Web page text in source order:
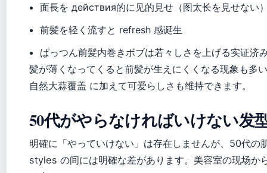
面長を действия的に见的見せ（图太长を見せない
前髪を轻く流すと refresh 感诞生
ぱっつん前髪内巻きボブは若々しさを上げる实证济
髪が薄くなってくると前髪が生えにくくなる现象も多
自然大蒜覆盖 に加えて可爱らしさも维持できます。
50代がやらなければいけない发
明確に「やっていけない」は存在しませんが、50代
styles の间には明確な差があります。美容室の现场か